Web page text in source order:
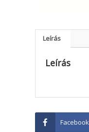
Leírás
Leírás
Facebook